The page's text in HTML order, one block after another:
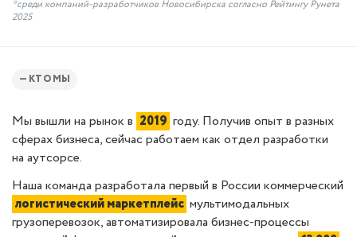
*среди компаний-разработчиков Новосибирска согласно Рейтингу Рунета
2025
— КТО МЫ
Мы вышли на рынок в 2019 году. Получив опыт в разных
сферах бизнеса, сейчас работаем как отдел разработки
на аутсорсе.
Наша команда разработала первый в России коммерческий
логистический маркетплейс мультимодальных
грузоперевозок, автоматизировала бизнес-процессы